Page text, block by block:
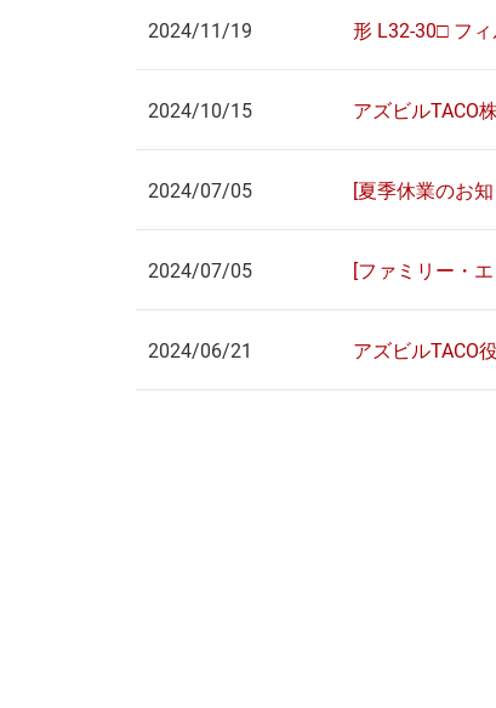
2024/11/19 形 L32-30□ フ
2024/10/15 アズビルTACO
2024/07/05 [夏季休業のお
2024/07/05 [ファミリー・
2024/06/21 アズビルTACO